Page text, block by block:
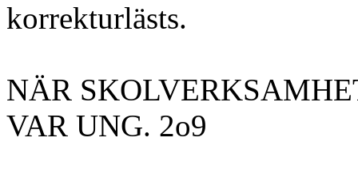
korrekturlästs.
NÄR
VAR UNG. 2o9